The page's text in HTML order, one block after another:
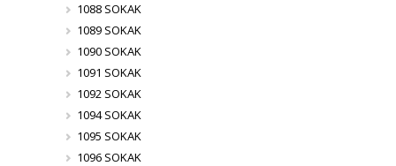
1088 SOKAK
1089 SOKAK
1090 SOKAK
1091 SOKAK
1092 SOKAK
1094 SOKAK
1095 SOKAK
1096 SOKAK